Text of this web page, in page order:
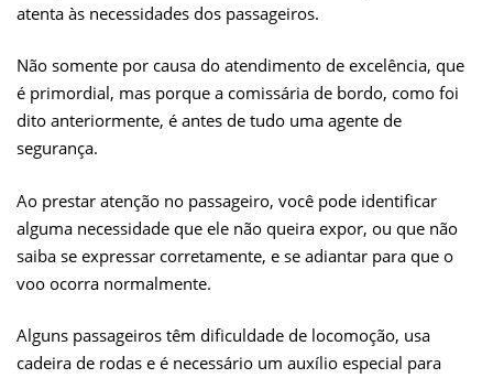
atenta às necessidades dos passageiros.
Não somente por causa do atendimento de excelência, que
é primordial, mas porque a comissária de bordo, como foi
dito anteriormente, é antes de tudo uma agente de
segurança.
Ao prestar atenção no passageiro, você pode identificar
alguma necessidade que ele não queira expor, ou que não
saiba se expressar corretamente, e se adiantar para que o
voo ocorra normalmente.
Alguns passageiros têm dificuldade de locomoção, usa
cadeira de rodas e é necessário um auxílio especial para